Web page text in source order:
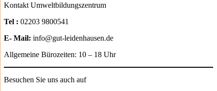
Kontakt Umweltbildungszentrum
Tel : 02203 9800541
E- Mail: info@gut-leidenhausen.de
Allgemeine Bürozeiten: 10 – 18 Uhr
Besuchen Sie uns auch auf